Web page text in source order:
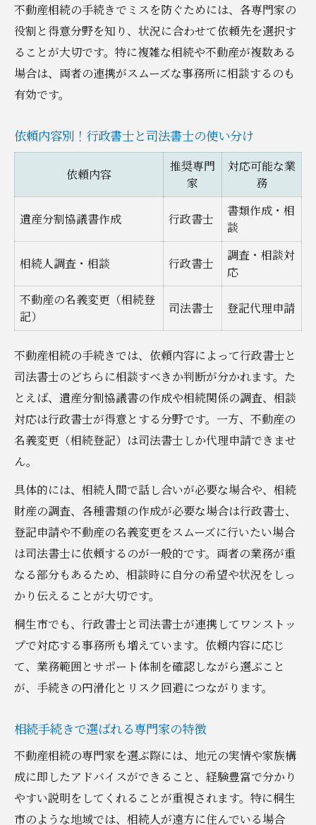
不動産相続の手続きでミスを防ぐためには、各専門家の
役割と得意分野を知り、状況に合わせて依頼先を選択す
ることが大切です。特に複雑な相続や不動産が複数ある
場合は、両者の連携がスムーズな事務所に相談するのも
有効です。
依頼内容別！行政書士と司法書士の使い分け
依頼内容
推奨専門
家
対応可能な業
務
遺産分割協議書作成 行政書士
書類作成・相
談
相続人調査・相談 行政書士
調査・相談対
応
不動産の名義変更（相続登
記）
司法書士 登記代理申請
不動産相続の手続きでは、依頼内容によって行政書士と
司法書士のどちらに相談すべきか判断が分かれます。た
とえば、遺産分割協議書の作成や相続関係の調査、相談
対応は行政書士が得意とする分野です。一方、不動産の
名義変更（相続登記）は司法書士しか代理申請できませ
ん。
具体的には、相続人間で話し合いが必要な場合や、相続
財産の調査、各種書類の作成が必要な場合は行政書士、
登記申請や不動産の名義変更をスムーズに行いたい場合
は司法書士に依頼するのが一般的です。両者の業務が重
なる部分もあるため、相談時に自分の希望や状況をしっ
かり伝えることが大切です。
桐生市でも、行政書士と司法書士が連携してワンストッ
プで対応する事務所も増えています。依頼内容に応じ
て、業務範囲とサポート体制を確認しながら選ぶこと
が、手続きの円滑化とリスク回避につながります。
相続手続きで選ばれる専門家の特徴
不動産相続の専門家を選ぶ際には、地元の実情や家族構
成に即したアドバイスができること、経験豊富で分かり
やすい説明をしてくれることが重視されます。特に桐生
市のような地域では、相続人が遠方に住んでいる場合